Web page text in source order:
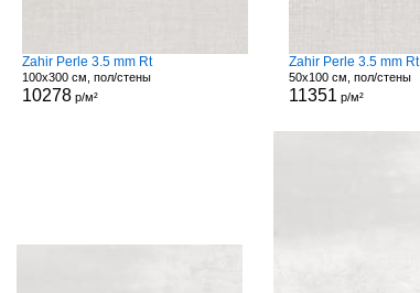
Zahir Perle 3.5 mm Rt
100x300 см, пол/стены
10278р/м²
Zahir Perle 3.5 mm Rt
50x100 см, пол/стены
11351 р/м²